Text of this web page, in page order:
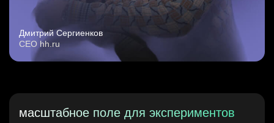
Дмитрий Сергиенков
CEO hh.ru
масштабное поле для экспериментов